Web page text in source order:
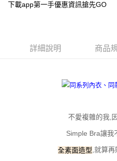
台灣樂天信用卡公司
１．簡單：不需註冊會員、不需綁卡、
【「AFTEE先享後付」結帳流程】
３．收到繳費通知簡訊後14天內，點擊
ATM／網路銀行／等多元方式進行付款
※ 請注意：結帳手續完成當下不需立刻
購買商品的店家。未經商家同意取消之
後付繳納相關費用。
運送方式
每筆NT$100，滿NT$800(含以上)
每筆NT$100，滿NT$800(含以上)
每筆NT$100，滿NT$800(含以上)
下載app第一手優惠資訊搶先GO
詳細說明 商品
不愛複雜的我,
Simple Bra讓我
全素面造型,就算再